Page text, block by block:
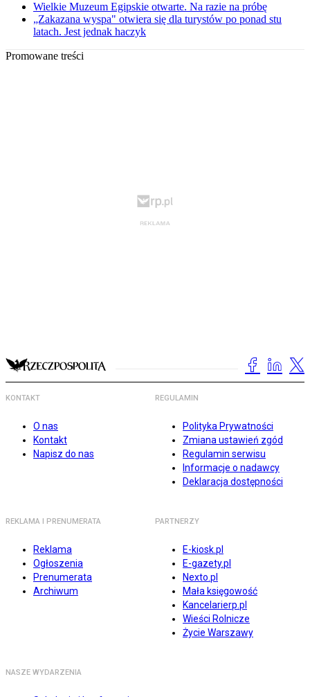
Wielkie Muzeum Egipskie otwarte. Na razie na próbę
„Zakazana wyspa" otwiera się dla turystów po ponad stu
latach. Jest jednak haczyk
Promowane treści
KONTAKT
O nas
Kontakt
Napisz do nas
REGULAMIN
Polityka Prywatności
Zmiana ustawień zgód
Regulamin serwisu
Informacje o nadawcy
Deklaracja dostępności
REKLAMA I PRENUMERATA
Reklama
Ogłoszenia
Prenumerata
Archiwum
PARTNERZY
E-kiosk.pl
E-gazety.pl
Nexto.pl
Mała księgowość
Kancelarierp.pl
Wieści Rolnicze
Życie Warszawy
NASZE WYDARZENIA